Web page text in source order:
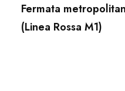
Fermata
(Linea Rossa M1)